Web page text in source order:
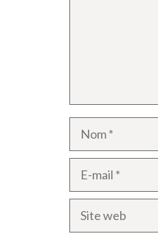
Nom
mail
Site
web